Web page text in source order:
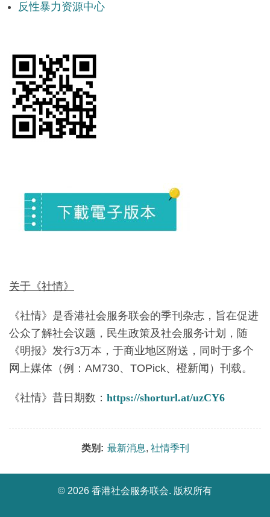
反性暴力资源中心
关于《社情》
《社情》是香港社会服务联会的季刊杂志，旨在促进
公众了解社会议题，民生政策及社会服务计划，随
《明报》发行3万本，于商业地区附送，同时于多个
网上媒体（例：AM730、TOPick、橙新闻）刊载。
《社情》昔日期数： https://shorturl.at/uzCY6
类别: 最新消息, 社情季刊
© 2026 香港社会服务联会. 版权所有